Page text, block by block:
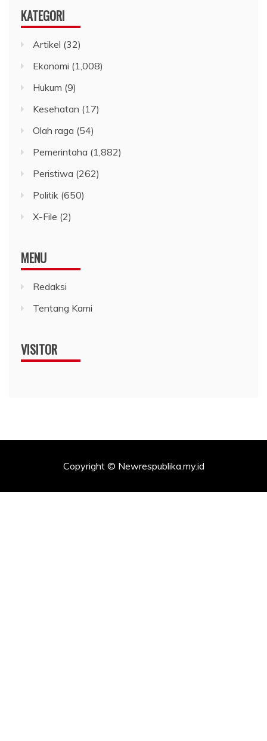
KATEGORI
Artikel (32)
Ekonomi (1,008)
Hukum (9)
Kesehatan (17)
Olah raga (54)
Pemerintaha (1,882)
Peristiwa (262)
Politik (650)
X-File (2)
MENU
Redaksi
Tentang Kami
VISITOR
Copyright © Newrespublika.my.id